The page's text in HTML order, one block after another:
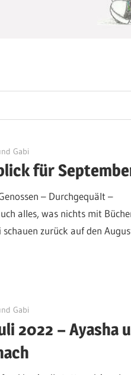
Gabi
für
– Durchgequält –
alles, was nichts mit
zurück auf den
Gabi
2022 – Ayasha